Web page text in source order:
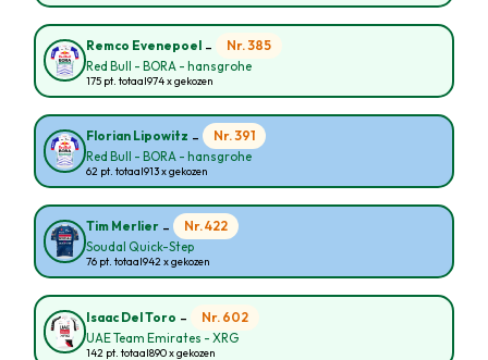
Remco Evenepoel - Nr. 385
Red Bull - BORA - hansgrohe
175 pt. totaal974 x gekozen
Florian Lipowitz - Nr. 391
Red Bull - BORA - hansgrohe
62 pt. totaal913 x gekozen
Tim Merlier - Nr. 422
Soudal Quick-Step
76 pt. totaal942 x gekozen
Isaac Del Toro - Nr. 602
UAE Team Emirates - XRG
142 pt. totaal890 x gekozen